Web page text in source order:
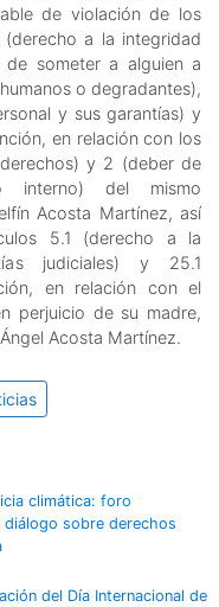
de violación de los
a la integridad
de someter a alguien a
o degradantes),
y sus garantías) y
en relación con los
y 2 (deber de
interno) del mismo
Acosta Martínez, así
5.1 (derecho a la
judiciales) y 25.1
en relación con el
perjuicio de su madre,
Acosta Martínez.
climática: foro
diálogo sobre derechos
del Día Internacional de